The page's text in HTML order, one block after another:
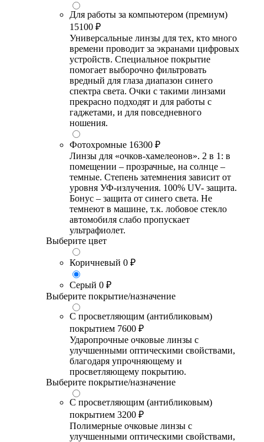
Для работы за компьютером (премиум)
15100 ₽
Универсальные линзы для тех, кто много
времени проводит за экранами цифровых
устройств. Специальное покрытие
помогает выборочно фильтровать
вредный для глаза диапазон синего
спектра света. Очки с такими линзами
прекрасно подходят и для работы с
гаджетами, и для повседневного
ношения.
Фотохромные 16300 ₽
Линзы для «очков-хамелеонов». 2 в 1: в
помещении – прозрачные, на солнце –
темные. Степень затемнения зависит от
уровня УФ-излучения. 100% UV- защита.
Бонус – защита от синего света. Не
темнеют в машине, т.к. лобовое стекло
автомобиля слабо пропускает
ультрафиолет.
Выберите цвет
Коричневый 0 ₽
Серый 0 ₽
Выберите покрытие/назначение
С просветляющим (антибликовым)
покрытием 7600 ₽
Ударопрочные очковые линзы с
улучшенными оптическими свойствами,
благодаря упрочняющему и
просветляющему покрытию.
Выберите покрытие/назначение
С просветляющим (антибликовым)
покрытием 3200 ₽
Полимерные очковые линзы с
улучшенными оптическими свойствами,